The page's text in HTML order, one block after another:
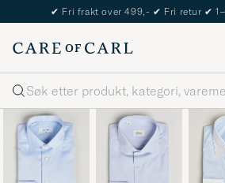
The Care of Carl
Søk